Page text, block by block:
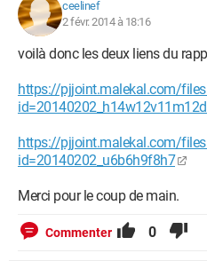
"2-2-2014");
Ligne Supprimée :
Ligne Supprimée :
"LTR");
Feb 01 2014 14:28:42
Ligne Supprimée :
Ligne Supprimée :
Ligne Supprimée :
ceelinef
2 févr. 2014 à 18:16
voilà donc les deux liens du
https://pjjoint.malekal.com/
https://pjjoint.malekal.com/
id=20140202_u6b6h9f8h7
Merci pour le coup de main.
Commenter 0